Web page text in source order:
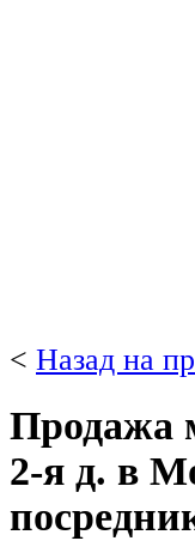
< Назад на
Продажа
2-я д. в